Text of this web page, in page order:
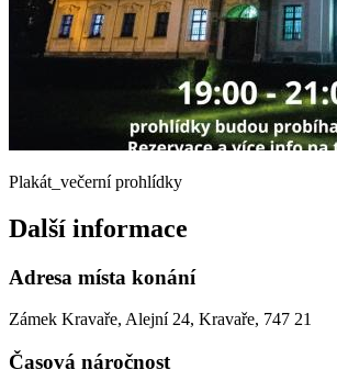
Plakát_večerní prohlídky
Další informace
Adresa místa konání
Zámek Kravaře, Alejní 24, Kravaře, 747 21
Časová náročnost